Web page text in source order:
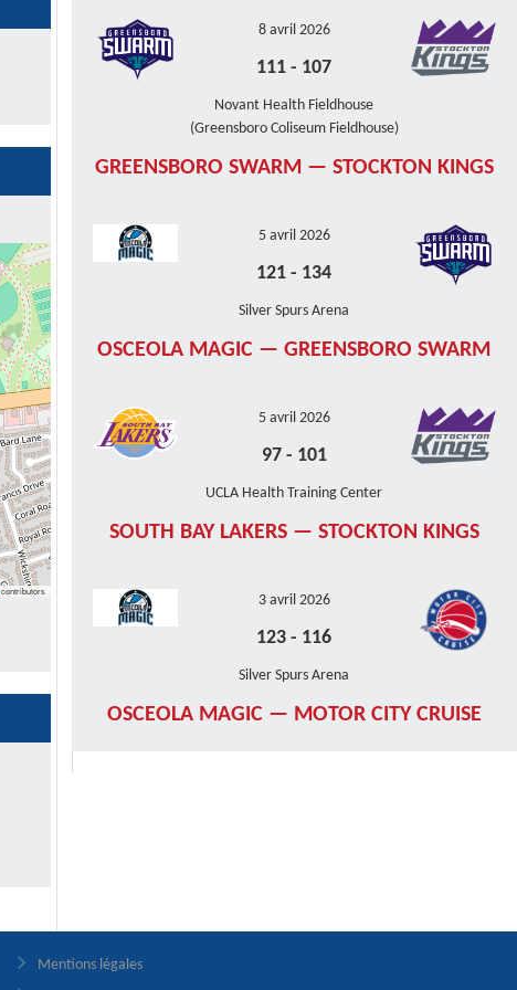
contributors
8 avril 2026
111 - 107
Novant Health Fieldhouse
(Greensboro Coliseum Fieldhouse)
GREENSBORO SWARM — STOCKTON KINGS
5 avril 2026
121 - 134
Silver Spurs Arena
OSCEOLA MAGIC — GREENSBORO SWARM
5 avril 2026
97- 101
UCLA Health Training Center
SOUTH BAY LAKERS — STOCKTON KINGS
3 avril 2026
123 - 116
Silver Spurs Arena
OSCEOLA MAGIC — MOTOR CITY CRUISE
Mentions légales